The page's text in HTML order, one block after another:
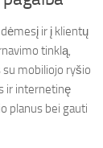
ir į klientų
tinklą,
su mobiliojo ryšio
ir internetinę
planus bei gauti